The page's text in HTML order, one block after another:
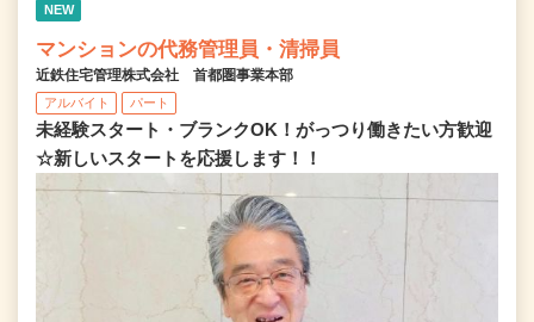
NEW
マンションの代務管理員・清掃員
近鉄住宅管理株式会社 首都圏事業本部
アルバイト パート
未経験スタート・ブランクOK！がっつり働きたい方歓迎
☆新しいスタートを応援します！！